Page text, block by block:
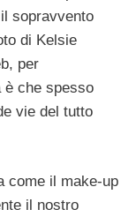
sopravvento
di Kelsie
per
è che spesso
vie del tutto
come il make-up
il nostro